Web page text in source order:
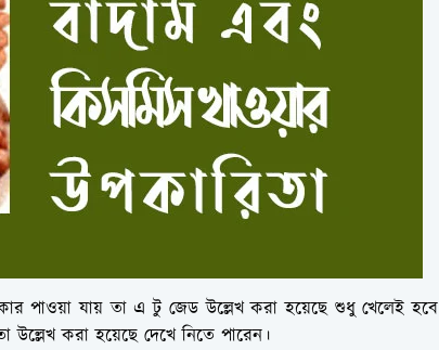
পাওয়া যায় তা এ টু জেড উল্লেখ করা হয়েছে শুধু খেলেই হবে
করা হয়েছে দেখে নিতে পারেন।